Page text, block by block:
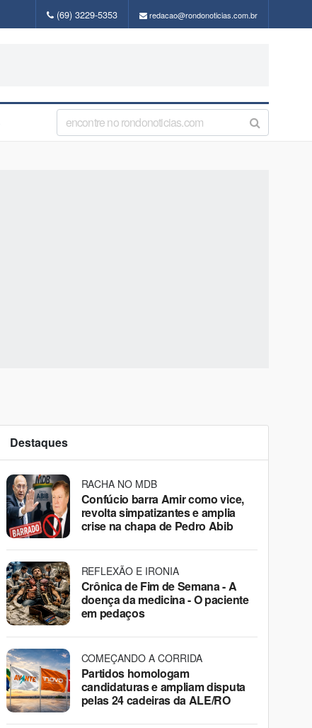
(69) 3229-5353 redacao@rondonoticias.com.br
Destaques
RACHA NO MDB
Confúcio barra Amir como vice,
revolta simpatizantes e amplia
crise na chapa de Pedro Abib
REFLEXÃO E IRONIA
Crônica de Fim de Semana - A
doença da medicina - O paciente
em pedaços
COMEÇANDO A CORRIDA
Partidos homologam
candidaturas e ampliam disputa
pelas 24 cadeiras da ALE/RO